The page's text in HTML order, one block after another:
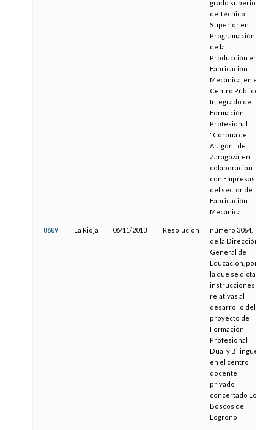
grado superior
de Técnico
Superior en
Programación
de la
Producción en
Fabricación
Mecánica, en el
Centro Público
Integrado de
Formación
Profesional
"Corona de
Aragón" de
Zaragoza, en
colaboración
con Empresas
del sector de
Fabricación
Mecánica
8689 La Rioja 06/11/2013 Resolución
número 3064,
de la Dirección
General de
Educación, por
la que se dictan
instrucciones
relativas al
desarrollo del
proyecto de
Formación
Profesional
Dual y Bilingüe
en el centro
docente
privado
concertado Los
Boscos de
Logroño